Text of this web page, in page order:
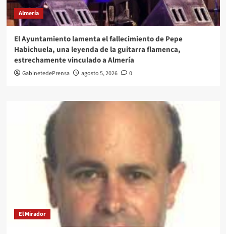
Almería
El Ayuntamiento lamenta el fallecimiento de Pepe
Habichuela, una leyenda de la guitarra flamenca,
estrechamente vinculado a Almería
GabinetedePrensa agosto 5, 2026 0
El Mirador